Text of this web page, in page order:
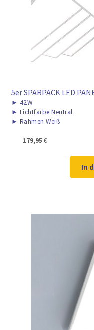
► ZAHLARTEN
► VERSANDARTEN
5er SPARPACK LED
► 42W
► Lichtfarbe Neutral
► Rahmen Weiß
179,95€
In